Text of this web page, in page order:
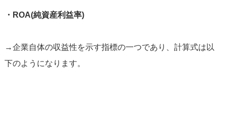
・ROA(純資産利益率)
→企業自体の収益性を示す指標の一つであり、計算式は以
下のようになります。